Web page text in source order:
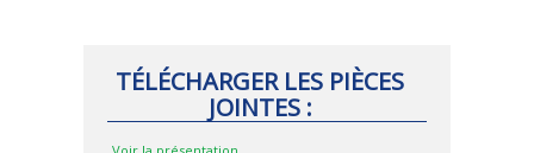
WORKING PAPERS
TÉLÉCHARGER LES PIÈCES
JOINTES :